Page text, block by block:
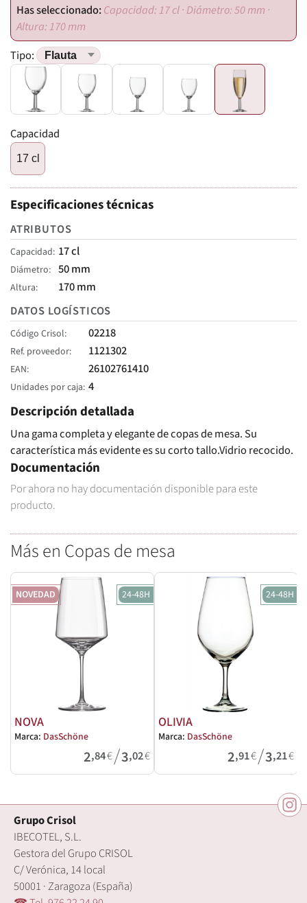
Capacidad: 17 cl · Diámetro: 50 mm ·
Altura: 170 mm
Tipo:
Capacidad
17 cl
Especificaciones técnicas
ATRIBUTOS
Capacidad 17 cl
Diámetro 50 mm
Altura
170 mm
DATOS LOGÍSTICOS
Código Crisol 02218
Ref. proveedor 1121302
EAN 26102761410
Unidades por caja 4
Descripción detallada
Una gama completa y elegante de copas de mesa. Su
característica más evidente es su corto tallo.Vidrio recocido.
Documentación
Por ahora no hay documentación disponible para este
producto.
Más en Copas de mesa
NOVEDAD 24-48H
NOVA
Marca: DasSchöne
2,84€/3,02€
24-48H
OLIVIA
Marca: DasSchöne
2,91€/3,21€
Grupo Crisol
IBECOTEL, S.L.
Gestora del Grupo CRISOL
C/ Verónica, 14 local
50001 · Zaragoza (España)